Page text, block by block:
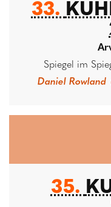
33.
Spiegel im
Daniel Rowland
35.